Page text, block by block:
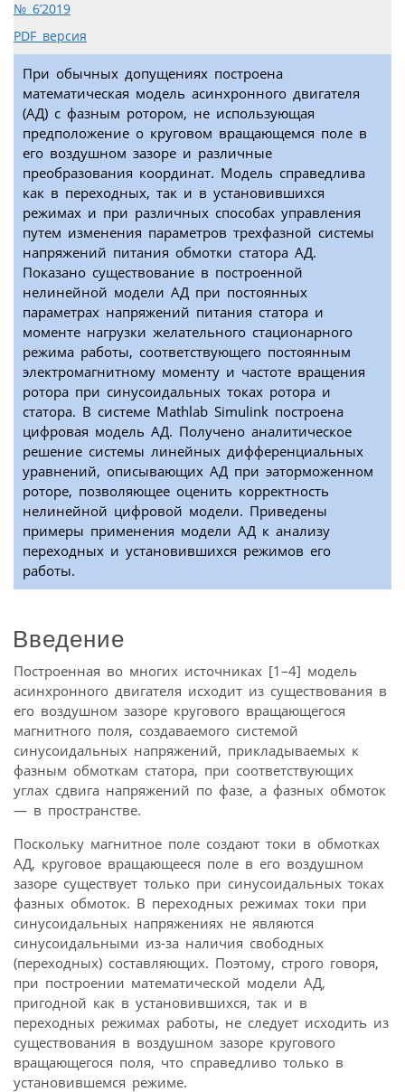
№ 6’2019
PDF версия
При обычных допущениях построена
математическая модель асинхронного двигателя
(АД) с фазным ротором, не использующая
предположение о круговом вращающемся поле в
его воздушном зазоре и различные
преобразования координат. Модель справедлива
как в переходных, так и в установившихся
режимах и при различных способах управления
путем изменения параметров трехфазной системы
напряжений питания обмотки статора АД.
Показано существование в построенной
нелинейной модели АД при постоянных
параметрах напряжений питания статора и
моменте нагрузки желательного стационарного
режима работы, соответствующего постоянным
электромагнитному моменту и частоте вращения
ротора при синусоидальных токах ротора и
статора. В системе Mathlab Simulink построена
цифровая модель АД. Получено аналитическое
решение системы линейных дифференциальных
уравнений, описывающих АД при эаторможенном
роторе, позволяющее оценить корректность
нелинейной цифровой модели. Приведены
примеры применения модели АД к анализу
переходных и установившихся режимов его
работы.
Введение
Построенная во многих источниках [1–4] модель
асинхронного двигателя исходит из существования в
его воздушном зазоре кругового вращающегося
магнитного поля, создаваемого системой
синусоидальных напряжений, прикладываемых к
фазным обмоткам статора, при соответствующих
углах сдвига напряжений по фазе, а фазных обмоток
— в пространстве.
Поскольку магнитное поле создают токи в обмотках
АД, круговое вращающееся поле в его воздушном
зазоре существует только при синусоидальных токах
фазных обмоток. В переходных режимах токи при
синусоидальных напряжениях не являются
синусоидальными из-за наличия свободных
(переходных) составляющих. Поэтому, строго говоря,
при построении математической модели АД,
пригодной как в установившихся, так и в
переходных режимах работы, не следует исходить из
существования в воздушном зазоре кругового
вращающегося поля, что справедливо только в
установившемся режиме.